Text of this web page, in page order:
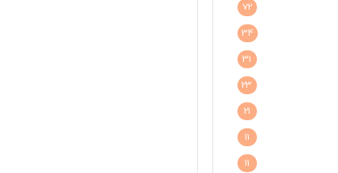
72
34
31
23
21
11
11